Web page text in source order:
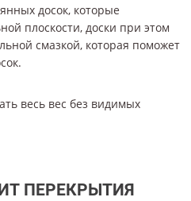
досок, которые
плоскости, доски при этом
смазкой, которая поможет
весь вес без видимых
ПЕРЕКРЫТИЯ